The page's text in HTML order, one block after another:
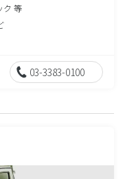
ク 等
03-3383-0100